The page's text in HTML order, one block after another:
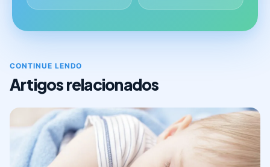
CONTINUE LENDO
Artigos relacionados